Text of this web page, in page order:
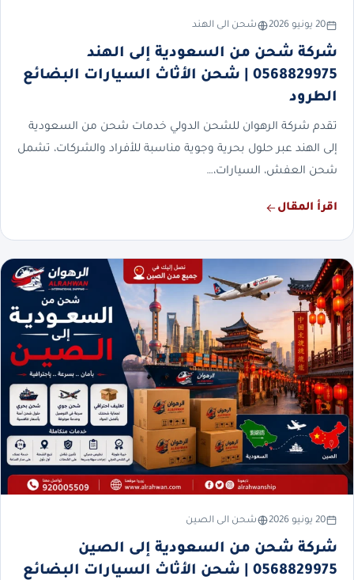
20 يونيو 2026 شحن الى الهند
شركة شحن من السعودية إلى الهند
0568829975 | شحن الأثاث السيارات البضائع
الطرود
تقدم شركة الرهوان للشحن الدولي خدمات شحن من السعودية
إلى الهند عبر حلول بحرية وجوية مناسبة للأفراد والشركات، تشمل
شحن العفش، السيارات،…
اقرأ المقال
20 يونيو 2026 شحن الى الصين
شركة شحن من السعودية إلى الصين
0568829975 | شحن الأثاث السيارات البضائع